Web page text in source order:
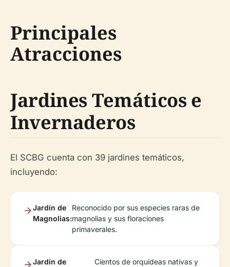
Principales
Atracciones
Jardines Temáticos e
Invernaderos
El SCBG cuenta con 39 jardines temáticos,
incluyendo:
Jardín de
Magnolias:
Reconocido por sus especies raras de
magnolias y sus floraciones
primaverales.
Jardín de
Cientos de orquídeas nativas y